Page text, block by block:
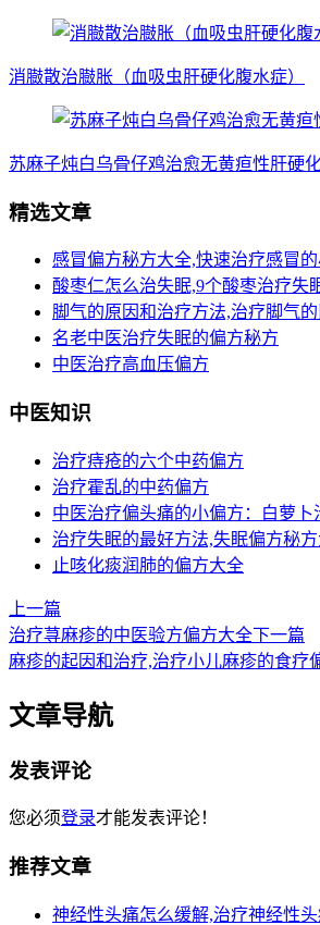
消臌散治臌胀（血吸虫肝硬化腹水症）
苏麻子炖白乌骨仔鸡治愈无黄疸性肝硬
精选文章
感冒偏方秘方大全,快速治疗感冒
酸枣仁怎么治失眠,9个酸枣治疗失
脚气的原因和治疗方法,治疗脚气
名老中医治疗失眠的偏方秘方
中医治疗高血压偏方
中医知识
治疗痔疮的六个中药偏方
治疗霍乱的中药偏方
中医治疗偏头痛的小偏方：白萝卜
治疗失眠的最好方法,失眠偏方秘
止咳化痰润肺的偏方大全
上一篇
治疗荨麻疹的中医验方偏方大全下一篇
麻疹的起因和治疗,治疗小儿麻疹的食疗
文章导航
发表评论
您必须登录才能发表评论！
推荐文章
神经性头痛怎么缓解,治疗神经性